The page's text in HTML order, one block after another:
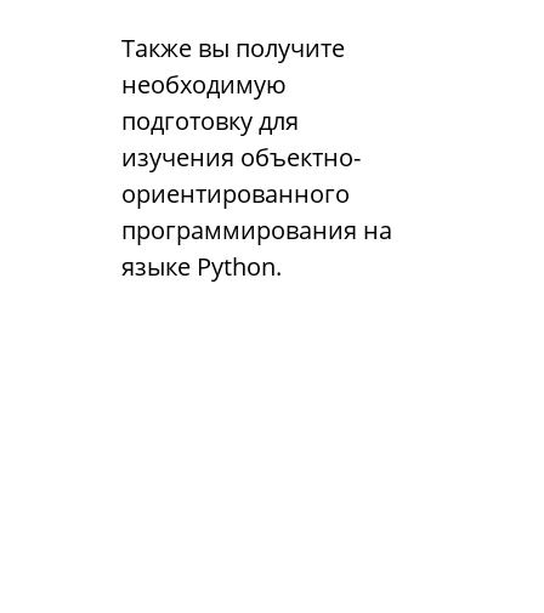
Также вы получите
необходимую
подготовку для
изучения объектно-
ориентированного
программирования на
языке Python.